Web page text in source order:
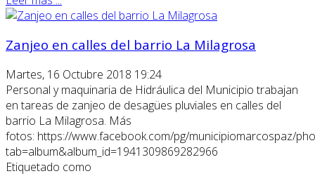
Zanjeo en calles del barrio La Milagrosa
Martes, 16 Octubre 2018 19:24
Personal y maquinaria de Hidráulica del Municipio trabajan
en tareas de zanjeo de desagües pluviales en calles del
barrio La Milagrosa. Más
fotos: https://www.facebook.com/pg/municipiomarcospaz/
tab=album&album_id=1941309869282966
Etiquetado como